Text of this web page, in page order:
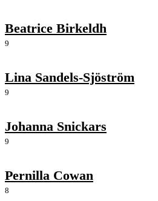
Beatrice Birkeldh
9
Lina Sandels-Sjöström
9
Johanna Snickars
9
Pernilla Cowan
8